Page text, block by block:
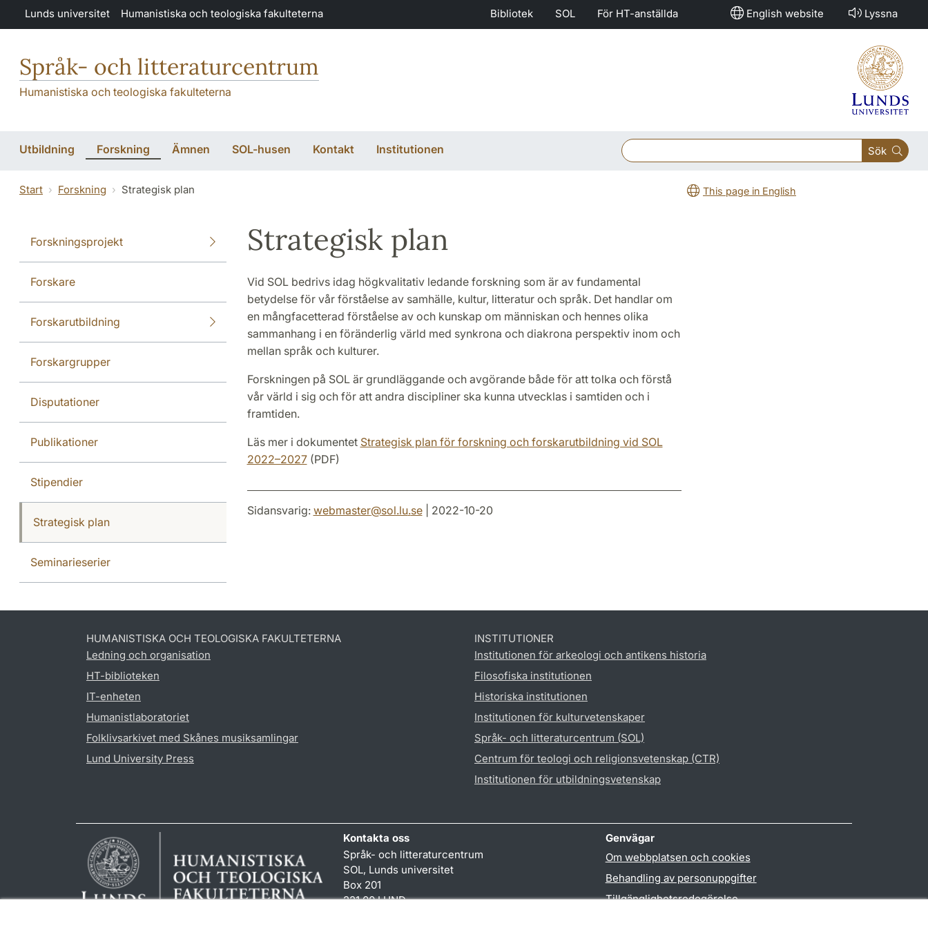
Hoppa till huvudinnehåll
Lunds universitet Humanistiska och teologiska fakulteterna Bibliotek SOL För HT-anställda English website Lyssna
Språk- och litteraturcentrum
Humanistiska och teologiska fakulteterna
Utbildning Forskning Ämnen SOL-husen Kontakt Institutionen Sök
Start Forskning Strategisk plan This page in English
Forskningsprojekt
Forskare
Forskarutbildning
Forskargrupper
Disputationer
Publikationer
Stipendier
Strategisk plan
Seminarieserier
Strategisk plan
Vid SOL bedrivs idag högkvalitativ ledande forskning som är av fundamental
betydelse för vår förståelse av samhälle, kultur, litteratur och språk. Det handlar om
en mångfacetterad förståelse av och kunskap om människan och hennes olika
sammanhang i en föränderlig värld med synkrona och diakrona perspektiv inom och
mellan språk och kulturer.
Forskningen på SOL är grundläggande och avgörande både för att tolka och förstå
vår värld i sig och för att andra discipliner ska kunna utvecklas i samtiden och i
framtiden.
Läs mer i dokumentet Strategisk plan för forskning och forskarutbildning vid SOL
2022–2027(PDF)
Sidansvarig: webmaster@sol.lu.se| 2022-10-20
HUMANISTISKA OCH TEOLOGISKA FAKULTETERNA
Ledning och organisation
HT-biblioteken
IT-enheten
Humanistlaboratoriet
Folklivsarkivet med Skånes musiksamlingar
Lund University Press
INSTITUTIONER
Institutionen för arkeologi och antikens historia
Filosofiska institutionen
Historiska institutionen
Institutionen för kulturvetenskaper
Språk- och litteraturcentrum (SOL)
Centrum för teologi och religionsvetenskap (CTR)
Institutionen för utbildningsvetenskap
Kontakta oss
Språk- och litteraturcentrum
SOL, Lunds universitet
Box 201
221 00 LUND
Genvägar
Om webbplatsen och cookies
Behandling av personuppgifter
Tillgänglighetsredogörelse